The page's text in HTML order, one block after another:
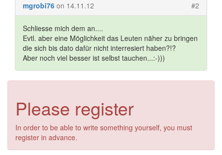
mgrobi76 on 14.11.12 #2
Schliesse mich dem an....
Evtl. aber eine Möglichkeit das Leuten näher zu bringen
die sich bis dato dafür nicht interresiert haben?!?
Aber noch viel besser ist selbst tauchen...:-)))
Please register
In order to be able to write something yourself, you must
register in advance.